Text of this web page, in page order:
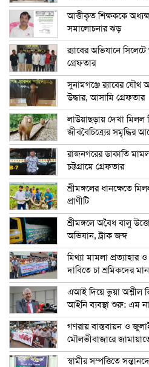
আত্তীকৃত শিক্ষককে
সমালোচনার ঝড়
র‍্যাবের অভিযানে
গ্রেফতার
সুনামগঞ্জে র‍্যাবের যৌথ
উদ্ধার, আসামি গ্রেফতার
লাউয়াছড়ায় দেখা মিলল
জীববৈচিত্র্যের সমৃদ্ধির
রাজনগরের ডাকাতি
চট্টগ্রামে গ্রেফতার
শ্রীমঙ্গলের ধানক্ষেতে
প্রাণীটি
শ্রীমঙ্গলে অবৈধ বালু
অভিযান, ট্রাক জব্দ
মিথ্যা মামলা প্রত্যাহার
দাবিতে চা শ্রমিকদের
এআই দিয়ে ভুয়া অশ্লীল
আইনি ব্যবস্থা শুরু: এম
গণরায় বাস্তবায়ন ও
মৌলভীবাজারে
স্বামীর সম্পত্তিতে